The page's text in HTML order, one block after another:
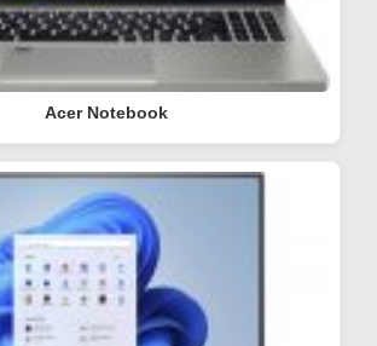
Acer Notebook